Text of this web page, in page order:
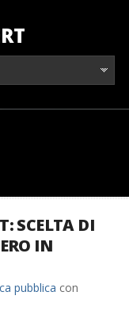
SCELTA DI
IN
pubblica con